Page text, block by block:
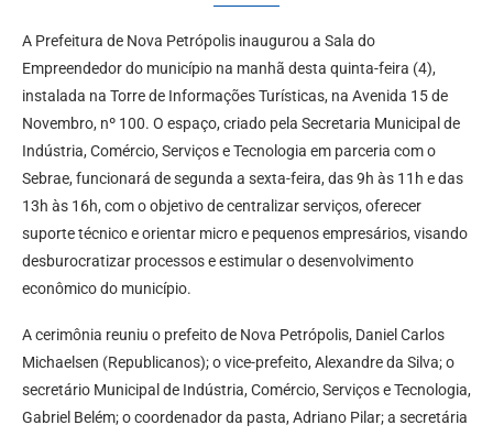
A Prefeitura de Nova Petrópolis inaugurou a Sala do
Empreendedor do município na manhã desta quinta-feira (4),
instalada na Torre de Informações Turísticas, na Avenida 15 de
Novembro, nº 100. O espaço, criado pela Secretaria Municipal de
Indústria, Comércio, Serviços e Tecnologia em parceria com o
Sebrae, funcionará de segunda a sexta-feira, das 9h às 11h e das
13h às 16h, com o objetivo de centralizar serviços, oferecer
suporte técnico e orientar micro e pequenos empresários, visando
desburocratizar processos e estimular o desenvolvimento
econômico do município.
A cerimônia reuniu o prefeito de Nova Petrópolis, Daniel Carlos
Michaelsen (Republicanos); o vice-prefeito, Alexandre da Silva; o
secretário Municipal de Indústria, Comércio, Serviços e Tecnologia,
Gabriel Belém; o coordenador da pasta, Adriano Pilar; a secretária